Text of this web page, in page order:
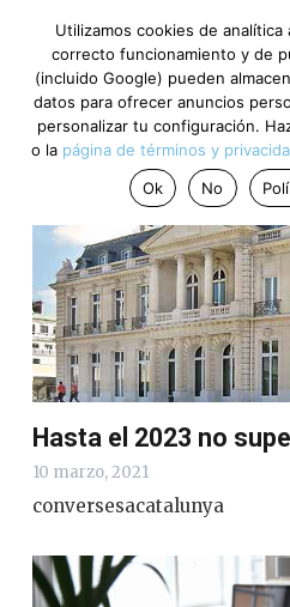
Coronavirus
Hasta el 2023 no
10 marzo, 2021
conversesacatalunya
Utilizamos cookies de analítica
correcto funcionamiento y de
(incluido Google) pueden
datos para ofrecer anuncios
personalizar tu configuración.
o la página de términos y
Ok
No